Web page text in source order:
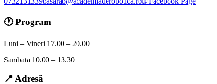
🕐 Program
Luni – Vineri 17.00 – 20.00
Sambata 10.00 – 13.30
📍 Adresă